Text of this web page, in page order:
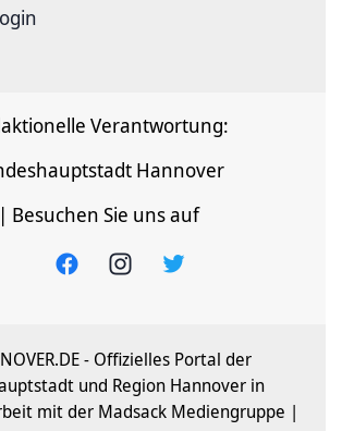
Verantwortung:
Hannover
| Besuchen Sie uns auf
- Offizielles Portal der
und Region Hannover in
mit der Madsack Mediengruppe |